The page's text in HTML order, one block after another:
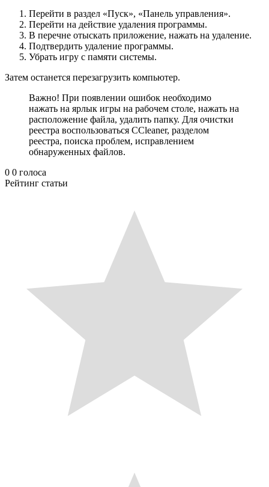
Перейти в раздел «Пуск», «Панель управления».
Перейти на действие удаления программы.
В перечне отыскать приложение, нажать на удаление.
Подтвердить удаление программы.
Убрать игру с памяти системы.
Затем останется перезагрузить компьютер.
Важно! При появлении ошибок необходимо
нажать на ярлык игры на рабочем столе, нажать на
расположение файла, удалить папку. Для очистки
реестра воспользоваться CCleaner, разделом
реестра, поиска проблем, исправлением
обнаруженных файлов.
0 0 голоса
Рейтинг статьи